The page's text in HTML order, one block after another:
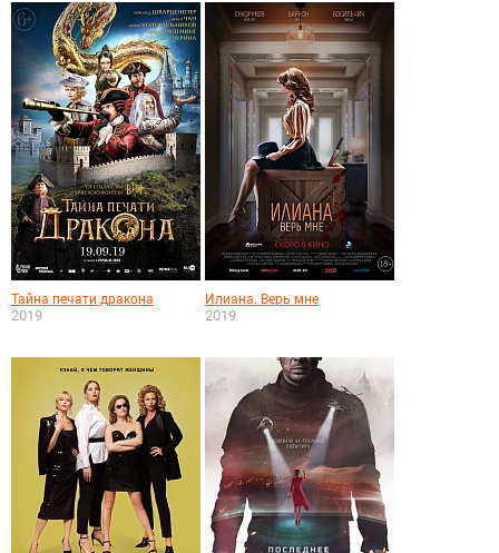
Тайна печати дракона
2019
Илиана. Верь мне
2019